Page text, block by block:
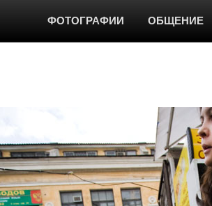
ФОТОГРАФИИ ОБЩЕНИЕ